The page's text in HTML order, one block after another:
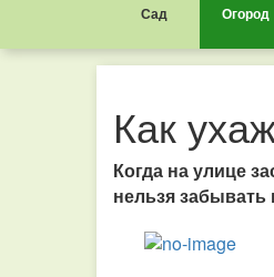
Сад Огород
Как
Когда на улице
нельзя